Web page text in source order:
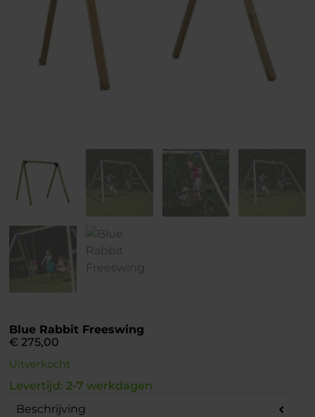
Blue Rabbit Freeswing
€ 275,00
Uitverkocht
Levertijd: 2-7 werkdagen
Beschrijving